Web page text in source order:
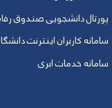
پورتال دانشجویی صندوق
سامانه کاربران اینترنت
سامانه خدمات ابری